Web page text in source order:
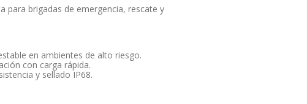
para brigadas de emergencia, rescate y
en ambientes de alto riesgo.
con carga rápida.
y sellado IP68.